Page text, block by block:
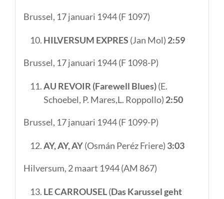
Brussel, 17 januari 1944 (F 1097)
HILVERSUM EXPRES (Jan Mol) 2:59
Brussel, 17 januari 1944 (F 1098-P)
AU REVOIR (Farewell Blues)(E.
Schoebel, P. Mares,L. Roppollo) 2:50
Brussel, 17 januari 1944 (F 1099-P)
AY, AY, AY(Osmán Peréz Friere) 3:03
Hilversum, 2 maart 1944 (AM 867)
LE CARROUSEL(Das Karussel geht